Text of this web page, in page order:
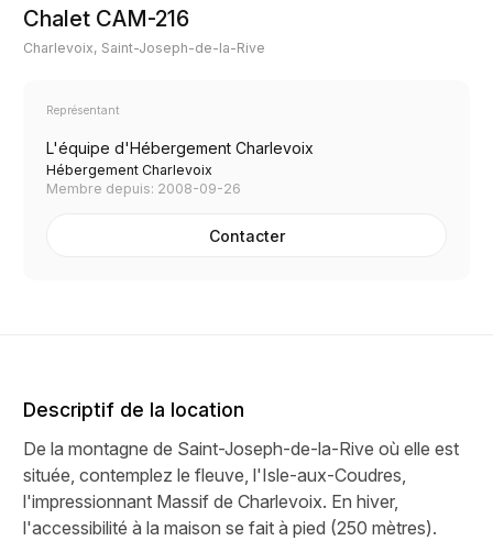
Chalet CAM-216
Charlevoix, Saint-Joseph-de-la-Rive
Représentant
L'équipe d'Hébergement Charlevoix
Hébergement Charlevoix
Membre depuis: 2008-09-26
Contacter
Descriptif de la location
De la montagne de Saint-Joseph-de-la-Rive où elle est
située, contemplez le fleuve, l'Isle-aux-Coudres,
l'impressionnant Massif de Charlevoix. En hiver,
l'accessibilité à la maison se fait à pied (250 mètres).